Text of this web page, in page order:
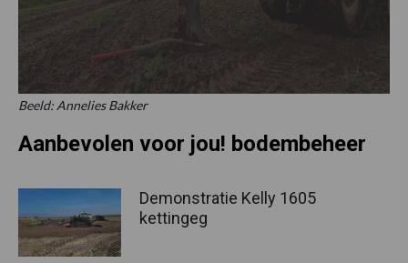
Beeld: Annelies Bakker
Aanbevolen voor jou! bodembeheer
Demonstratie Kelly 1605
kettingeg